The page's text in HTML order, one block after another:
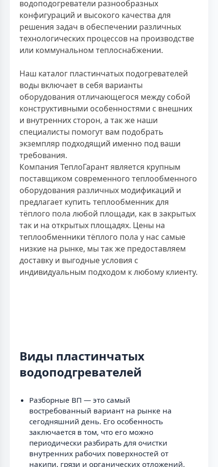
водоподогреватели разнообразных
конфигураций и высокого качества для
решения задач в обеспечении различных
технологических процессов на производстве
или коммунальном теплоснабжении.
Наш каталог пластинчатых подогревателей
воды включает в себя варианты
оборудования отличающегося между собой
конструктивными особенностями с внешних
и внутренних сторон, а так же наши
специалисты помогут вам подобрать
экземпляр подходящий именно под ваши
требования.
Компания ТеплоГарант является крупным
поставщиком современного теплообменного
оборудования различных модификаций и
предлагает купить теплообменник для
тёплого пола любой площади, как в закрытых
так и на открытых площадях. Цены на
теплообменники тёплого пола у нас самые
низкие на рынке, мы так же предоставляем
доставку и выгодные условия с
индивидуальным подходом к любому клиенту.
Виды пластинчатых
водоподгревателей
Разборные ВП — это самый
востребованный вариант на рынке на
сегодняшний день. Его особенность
заключается в том, что его можно
периодически разбирать для очистки
внутренних рабочих поверхностей от
накипи, грязи и органических отложений.